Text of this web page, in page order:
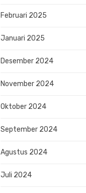
Februari 2025
Januari 2025
Desember 2024
November 2024
Oktober 2024
September 2024
Agustus 2024
Juli 2024